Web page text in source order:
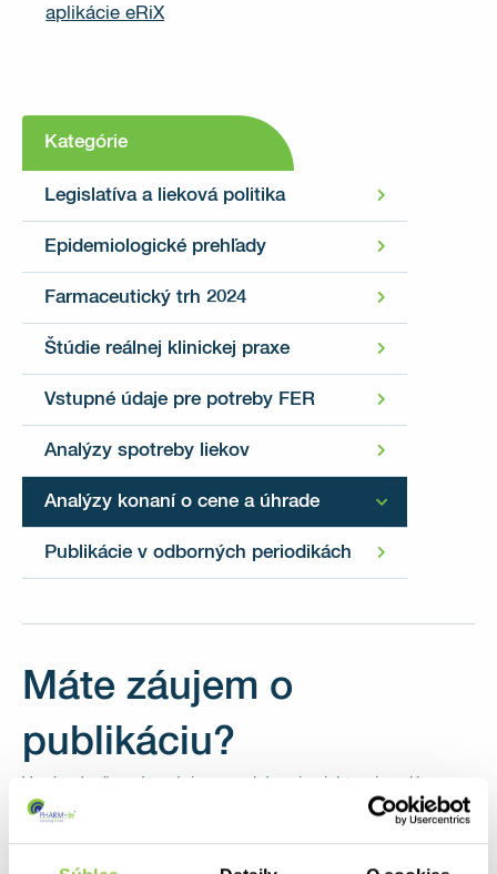
aplikácie eRiX
Kategórie
Legislatíva a lieková politika
Epidemiologické prehľady
Farmaceutický trh 2024
Štúdie reálnej klinickej praxe
Vstupné údaje pre potreby FER
Analýzy spotreby liekov
Analýzy konaní o cene a úhrade
Publikácie v odborných periodikách
Máte záujem o
publikáciu?
V prípade, že máte záujem o zakúpenie niektorej analýzy,
alebo štúdie, kontaktujte nás.